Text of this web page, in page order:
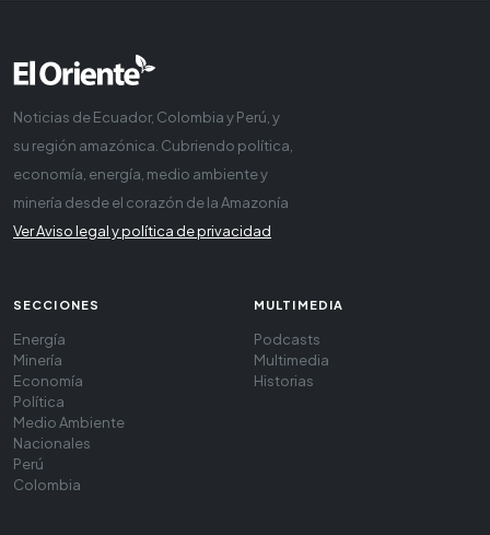
Noticias de Ecuador, Colombia y Perú, y
su región amazónica. Cubriendo política,
economía, energía, medio ambiente y
minería desde el corazón de la Amazonía
Ver Aviso legal y política de privacidad
SECCIONES
Energía
Minería
Economía
Política
Medio Ambiente
Nacionales
Perú
Colombia
MULTIMEDIA
Podcasts
Multimedia
Historias